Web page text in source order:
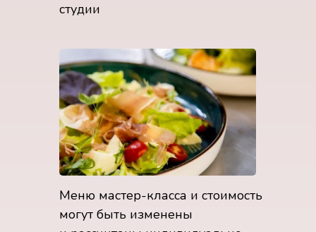
студии
Меню мастер-класса и стоимость
могут быть изменены